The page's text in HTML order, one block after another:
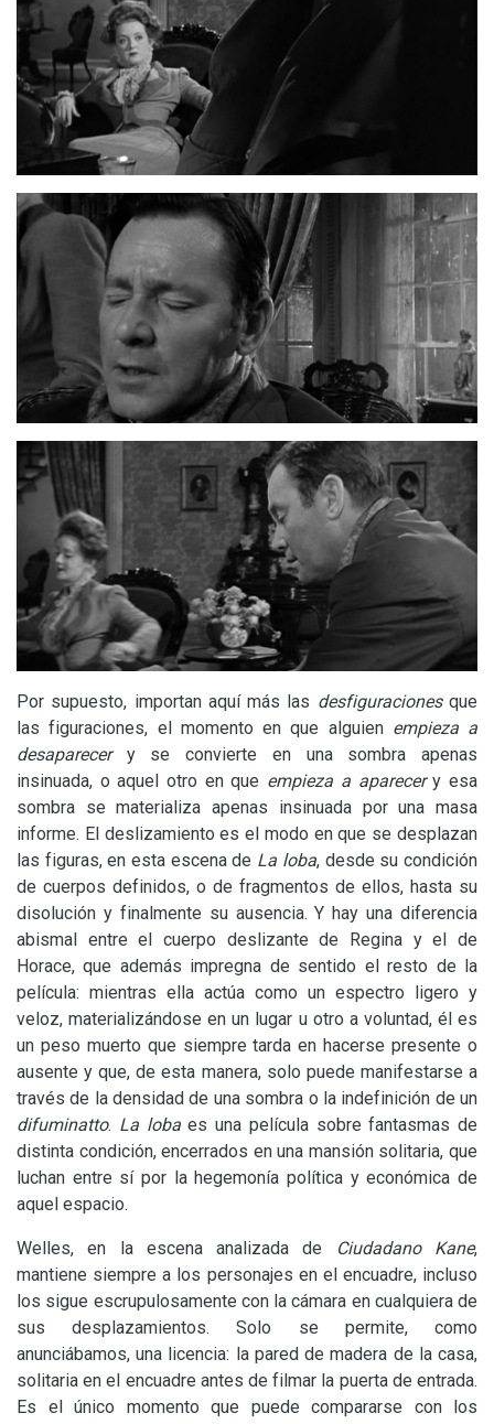
Por supuesto, importan aquí más las desfiguracionesque
las figuraciones, el momento en que alguien empieza a
desaparecery se convierte en una sombra apenas
insinuada, o aquel otro en que empieza a aparecery esa
sombra se materializa apenas insinuada por una masa
informe. El deslizamiento es el modo en que se desplazan
las figuras, en esta escena de La loba, desde su condición
de cuerpos definidos, o de fragmentos de ellos, hasta su
disolución y finalmente su ausencia. Y hay una diferencia
abismal entre el cuerpo deslizante de Regina y el de
Horace, que además impregna de sentido el resto de la
película: mientras ella actúa como un espectro ligero y
veloz, materializándose en un lugar u otro a voluntad, él es
un peso muerto que siempre tarda en hacerse presente o
ausente y que, de esta manera, solo puede manifestarse a
través de la densidad de una sombra o la indefinición de un
difuminatto. La lobaes una película sobre fantasmas de
distinta condición, encerrados en una mansión solitaria, que
luchan entre sí por la hegemonía política y económica de
aquel espacio.
Welles, en la escena analizada de Ciudadano Kane,
mantiene siempre a los personajes en el encuadre, incluso
los sigue escrupulosamente con la cámara en cualquiera de
sus desplazamientos. Solo se permite, como
anunciábamos, una licencia: la pared de madera de la casa,
solitaria en el encuadre antes de filmar la puerta de entrada.
Es el único momento que puede compararse con los